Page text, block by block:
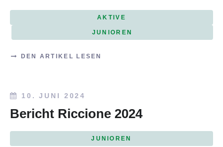
AKTIVE
JUNIOREN
DEN ARTIKEL LESEN
10. JUNI 2024
Bericht Riccione 2024
JUNIOREN